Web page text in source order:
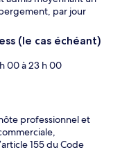
par jour
(le cas échéant)
00 à 23 h 00
professionnel et
155 du Code